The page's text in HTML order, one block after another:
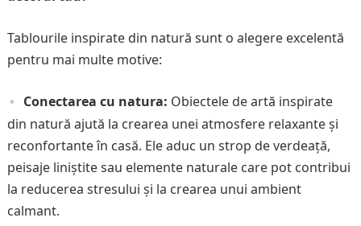
Tablourile inspirate din natură sunt o alegere excelentă
pentru mai multe motive:
Conectarea cu natura: Obiectele de artă inspirate
din natură ajută la crearea unei atmosfere relaxante și
reconfortante în casă. Ele aduc un strop de verdeață,
peisaje liniștite sau elemente naturale care pot contribui
la reducerea stresului și la crearea unui ambient
calmant.